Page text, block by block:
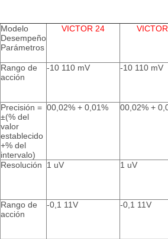
Modelo
Desempeño
Parámetros
VICTOR 24
Rango de
acción
-10 110 mV -10 110 mV
Precisión =
±(% del
valor
establecido
+% del
intervalo)
00,02% + 0,01% 00,02% +
Resolución 1 uV 1 uV
Rango de
acción
-0,1 11V -0,1 11V